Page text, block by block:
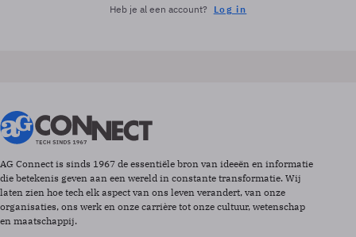
Heb je al een account? Log in
AG Connect is sinds 1967 de essentiële bron van ideeën en informatie
die betekenis geven aan een wereld in constante transformatie. Wij
laten zien hoe tech elk aspect van ons leven verandert, van onze
organisaties, ons werk en onze carrière tot onze cultuur, wetenschap
en maatschappij.